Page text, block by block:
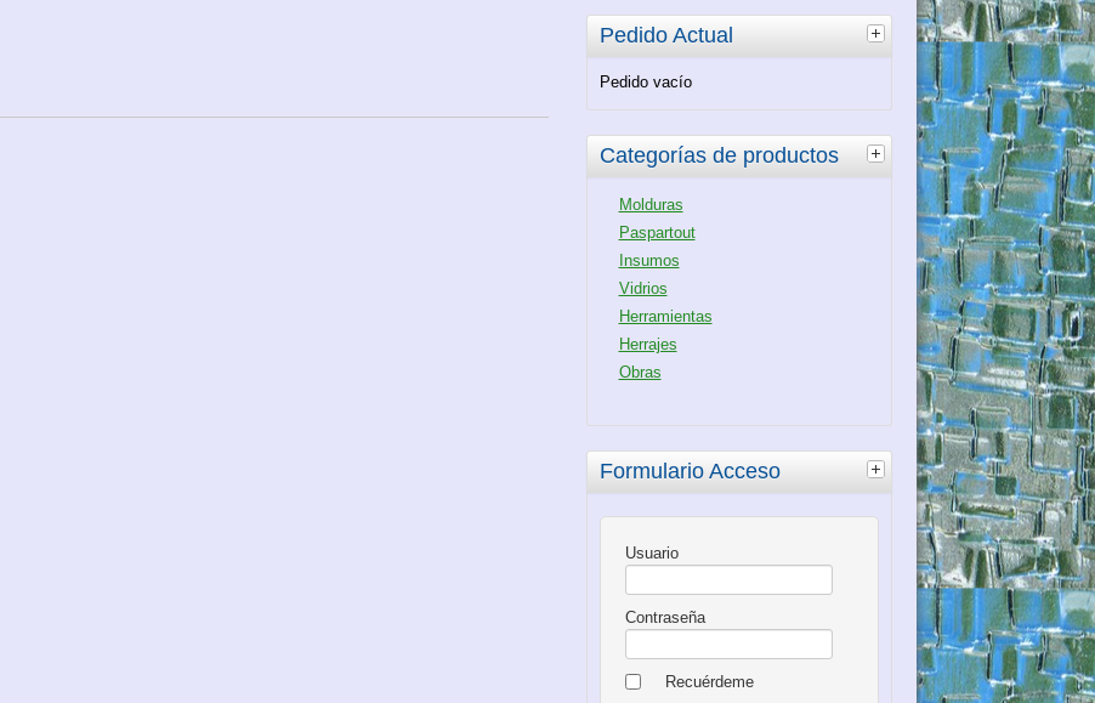
Pedido Actual
Pedido vacío
Categorías de productos
Molduras
Paspartout
Insumos
Vidrios
Herramientas
Herrajes
Obras
Formulario Acceso
Usuario
Contraseña
Recuérdeme